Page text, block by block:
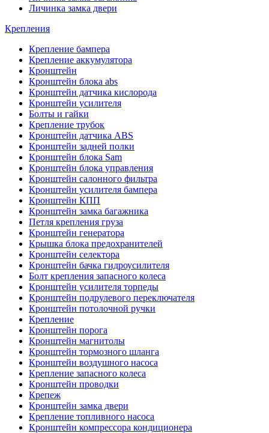
Личинка замка двери
Крепления
Крепление бампера
Крепление аккумулятора
Кронштейн
Кронштейн блока abs
Кронштейн датчика кислорода
Кронштейн усилителя
Болты и гайки
Крепление трубок
Кронштейн датчика ABS
Кронштейн задней полки
Кронштейн блока Sam
Кронштейн блока управления
Кронштейн салонного фильтра
Кронштейн усилителя бампера
Кронштейн КПП
Кронштейн замка багажника
Петля крепления груза
Кронштейн генератора
Крышка блока предохранителей
Кронштейн селектора
Кронштейн бачка гидроусилителя
Болт крепления запасного колеса
Кронштейн усилителя торпеды
Кронштейн подрулевого переключателя
Кронштейн потолочной ручки
Крепление
Кронштейн порога
Кронштейн магнитолы
Кронштейн тормозного шланга
Кронштейн воздушного насоса
Крепление запасного колеса
Кронштейн проводки
Крепеж
Кронштейн замка двери
Крепление топливного насоса
Кронштейн компрессора кондиционера